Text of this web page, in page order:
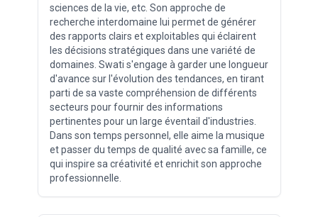
sciences de la vie, etc. Son approche de
recherche interdomaine lui permet de générer
des rapports clairs et exploitables qui éclairent
les décisions stratégiques dans une variété de
domaines. Swati s'engage à garder une longueur
d'avance sur l'évolution des tendances, en tirant
parti de sa vaste compréhension de différents
secteurs pour fournir des informations
pertinentes pour un large éventail d'industries.
Dans son temps personnel, elle aime la musique
et passer du temps de qualité avec sa famille, ce
qui inspire sa créativité et enrichit son approche
professionnelle.